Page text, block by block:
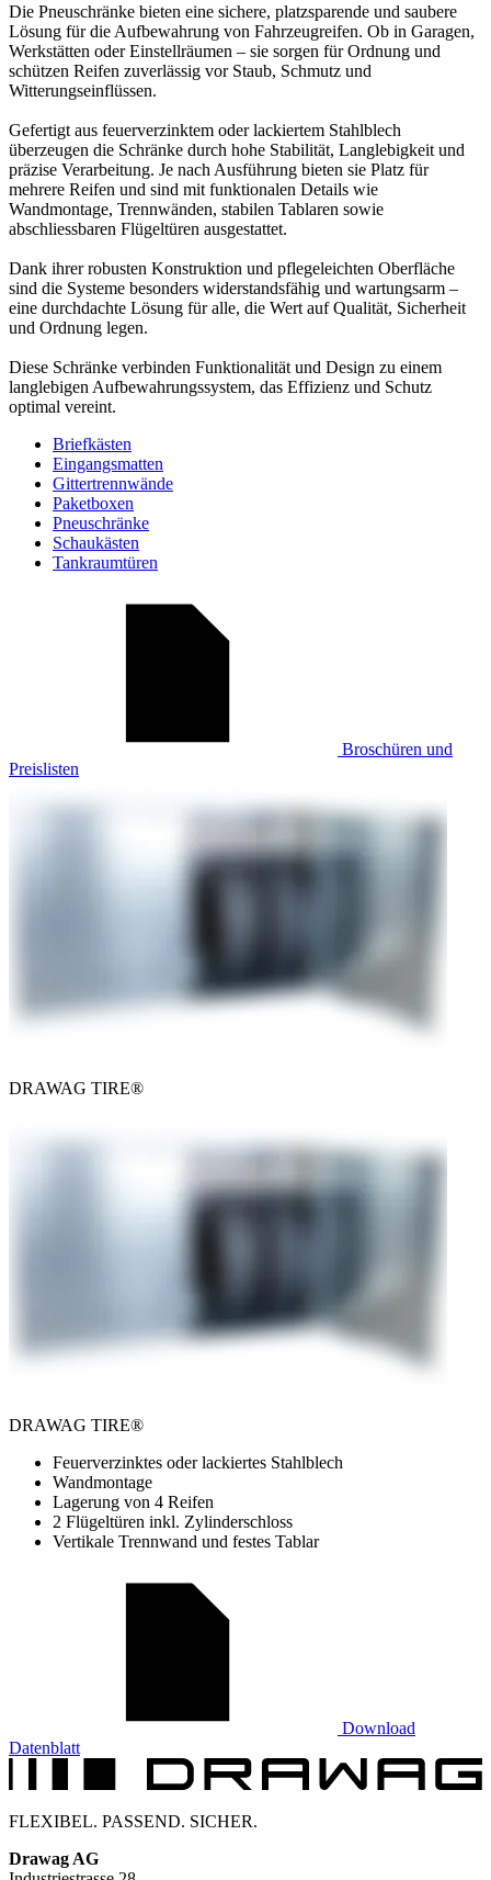
Die Pneuschränke bieten eine sichere, platzsparende und saubere
Lösung für die Aufbewahrung von Fahrzeugreifen. Ob in Garagen,
Werkstätten oder Einstellräumen – sie sorgen für Ordnung und
schützen Reifen zuverlässig vor Staub, Schmutz und
Witterungseinflüssen.
Gefertigt aus feuerverzinktem oder lackiertem Stahlblech
überzeugen die Schränke durch hohe Stabilität, Langlebigkeit und
präzise Verarbeitung. Je nach Ausführung bieten sie Platz für
mehrere Reifen und sind mit funktionalen Details wie
Wandmontage, Trennwänden, stabilen Tablaren sowie
abschliessbaren Flügeltüren ausgestattet.
Dank ihrer robusten Konstruktion und pflegeleichten Oberfläche
sind die Systeme besonders widerstandsfähig und wartungsarm –
eine durchdachte Lösung für alle, die Wert auf Qualität, Sicherheit
und Ordnung legen.
Diese Schränke verbinden Funktionalität und Design zu einem
langlebigen Aufbewahrungssystem, das Effizienz und Schutz
optimal vereint.
Briefkästen
Eingangsmatten
Gittertrennwände
Paketboxen
Pneuschränke
Schaukästen
Tankraumtüren
Broschüren und
Preislisten
DRAWAG TIRE®
DRAWAG TIRE®
Feuerverzinktes oder lackiertes Stahlblech
Wandmontage
Lagerung von 4 Reifen
2 Flügeltüren inkl. Zylinderschloss
Vertikale Trennwand und festes Tablar
Download
Datenblatt
FLEXIBEL. PASSEND. SICHER.
Drawag AG